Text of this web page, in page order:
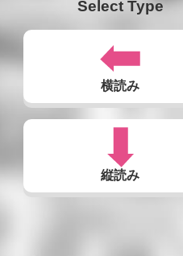
Select Type
横読み
縦読み